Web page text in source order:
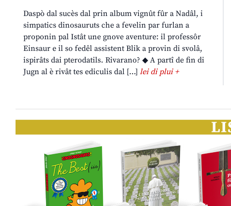
Daspò dal sucès dal prin album vignût fûr a Nadâl, i
simpatics dinosauruts che a fevelin par furlan a
proponin pal Istât une gnove aventure: il professôr
Einsaur e il so fedêl assistent Blik a provin di svolâ,
ispirâts dai pterodatils. Rivarano? ◆ A partî de fin di
Jugn al è rivât tes ediculis dal […] lei di plui +